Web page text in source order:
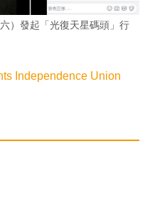
）發起「光復天星碼頭」行
Independence Union